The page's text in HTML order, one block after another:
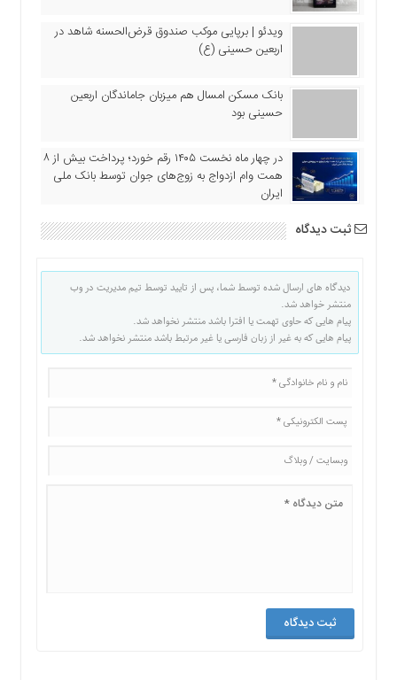
ویدئو | برپایی موکب صندوق قرض‌الحسنه شاهد در
اربعین حسینی (ع)
بانک مسکن امسال هم میزبان جاماندگان اربعین
حسینی بود
در چهار ماه نخست ۱۴۰۵ رقم خورد؛ پرداخت بیش از ۸
همت وام ازدواج به زوج‌های جوان توسط بانک ملی
ایران
ثبت دیدگاه
دیدگاه های ارسال شده توسط شما، پس از تایید توسط تیم مدیریت در وب
منتشر خواهد شد.
پیام هایی که حاوی تهمت یا افترا باشد منتشر نخواهد شد.
پیام هایی که به غیر از زبان فارسی یا غیر مرتبط باشد منتشر نخواهد شد.